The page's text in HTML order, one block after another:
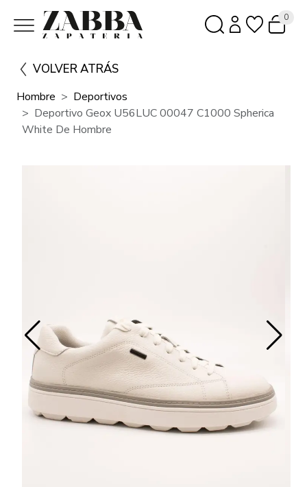
0
VOLVER ATRÁS
Hombre
Deportivos
Deportivo Geox U56LUC 00047 C1000 Spherica
White De Hombre